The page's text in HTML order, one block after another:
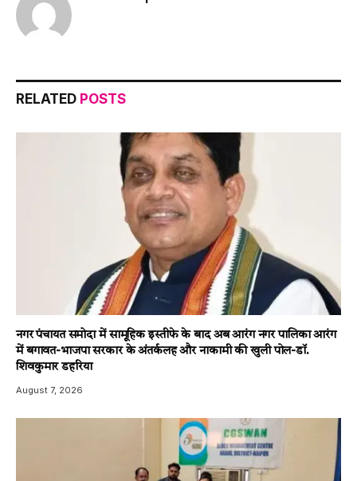
RELATED POSTS
नगर पंचायत समोदा में सामूहिक इस्तीफे के बाद अब आरंग नगर पालिका आरंग
में बगावत-भाजपा सरकार के अंतर्कलह और नाकामी की खुली पोल-डॉ.
शिवकुमार डहरिया
August 7, 2026